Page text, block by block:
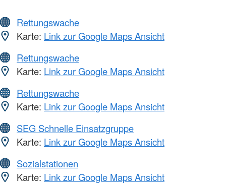
Rettungswache
Karte: Link zur Google Maps Ansicht
Rettungswache
Karte: Link zur Google Maps Ansicht
Rettungswache
Karte: Link zur Google Maps Ansicht
SEG Schnelle Einsatzgruppe
Karte: Link zur Google Maps Ansicht
Sozialstationen
Karte: Link zur Google Maps Ansicht